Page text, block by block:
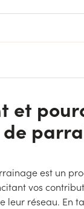
et
est un
vos
leur réseau. En